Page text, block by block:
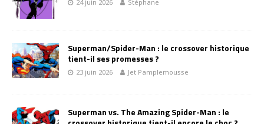
24 juin 2026 Stéphane
Superman/Spider-Man : le crossover historique
tient-il ses promesses ?
23 juin 2026 Jet Pamplemousse
Superman vs. The Amazing Spider-Man : le